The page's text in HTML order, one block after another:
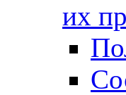
их